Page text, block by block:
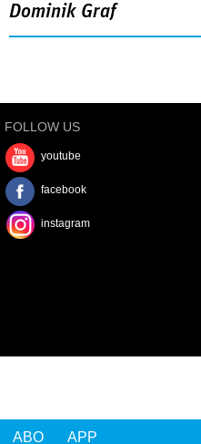
ABO APP
Dominik Graf
FOLLOW US
youtube
facebook
instagram